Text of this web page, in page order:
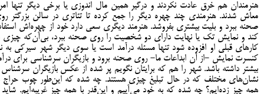
هنرمندان هم خرق عادت نکردند و درگیر همین مال اندوزی یا برخی دیگر تنها
معاش شدند. هنرمندی چند چهره دیگر را جمع کرده تا تئاتری در سالن بزرگتر
صحنه ببرد و بلیت بیشتری بفروشد. هنرمند دیگری سعی دارد خود از چهره‌اش
کند و نمایش تک یا نهایت دارای دو شخصیت را روی صحنه ببرد، بی‌آن‌که چیزی
کارهای قبلی او افزوده شود تنها مسئله درآمد است یا سوی دیگر شهر سیرکی به
کنسرت نمایش -از آن ابداعات ما- روی صحنه برود و بازیگران سرشناسی برای
بیشتر داشته باشد. شهر را هم که برایتان نگویم پر شده از عکس بازیگران سرشناس
نشان‌های مختلف که در حال تبلیغ چیزی هستند. چه شده که این‌طور چوب حراج
همه چیز زده‌ایم؟ چه شده که به خود می‌آییم و این‌قدر با همه چیز غریبه‌ایم. شاید